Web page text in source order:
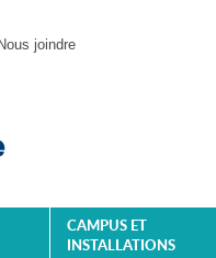
joindre
CAMPUS ET
INSTALLATIONS